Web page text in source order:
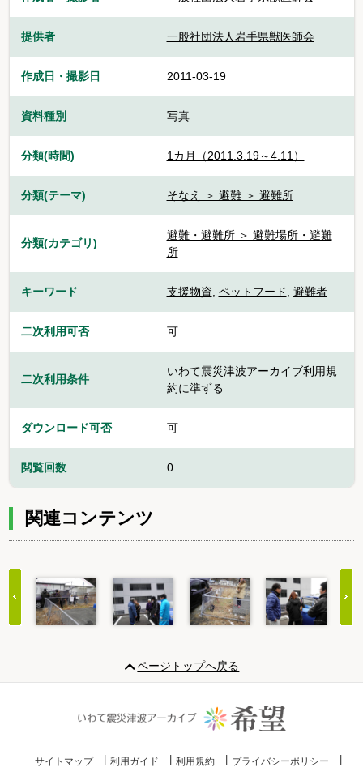
提供者 一般社団法人岩手県獣医師会
作成日・撮影日 2011-03-19
資料種別 写真
分類(時間) 1カ月（2011.3.19～4.11）
分類(テーマ) そなえ ＞ 避難 ＞ 避難所
分類(カテゴリ)
避難・避難所 ＞ 避難場所・避難
所
キーワード 支援物資, ペットフード, 避難者
二次利用可否 可
二次利用条件
いわて震災津波アーカイブ利用規
約に準ずる
ダウンロード可否 可
閲覧回数 0
関連コンテンツ
20
ページトップへ戻る
サイトマップ 利用ガイド 利用規約 プライバシーポリシー